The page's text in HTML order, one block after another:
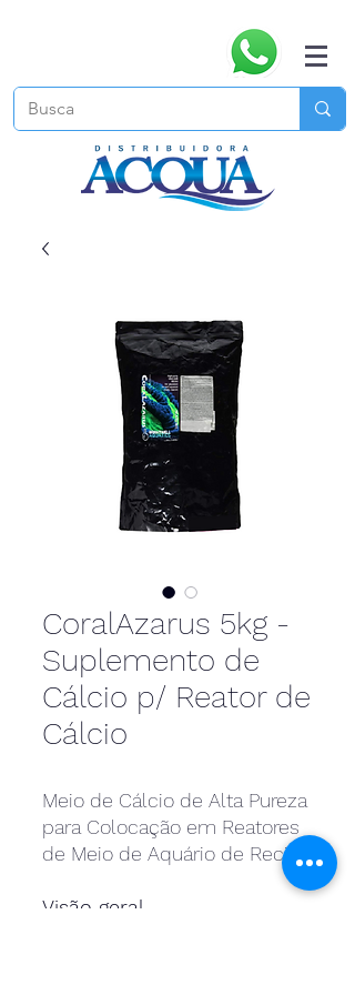
CoralAzarus 5kg -
Suplemento de
Cálcio p/ Reator de
Cálcio
Meio de Cálcio de Alta Pureza
para Colocação em Reatores
de Meio de Aquário de Recife.
Visão geral